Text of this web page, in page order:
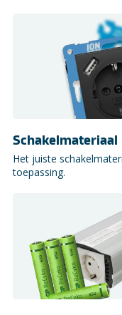
Schakelmateriaal
Het juiste
toepassing.